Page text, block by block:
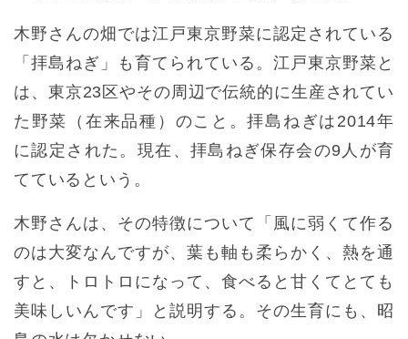
木野さんの畑では江戸東京野菜に認定されている
「拝島ねぎ」も育てられている。江戸東京野菜と
は、東京23区やその周辺で伝統的に生産されてい
た野菜（在来品種）のこと。拝島ねぎは2014年
に認定された。現在、拝島ねぎ保存会の9人が育
てているという。
木野さんは、その特徴について「風に弱くて作る
のは大変なんですが、葉も軸も柔らかく、熱を通
すと、トロトロになって、食べると甘くてとても
美味しいんです」と説明する。その生育にも、昭